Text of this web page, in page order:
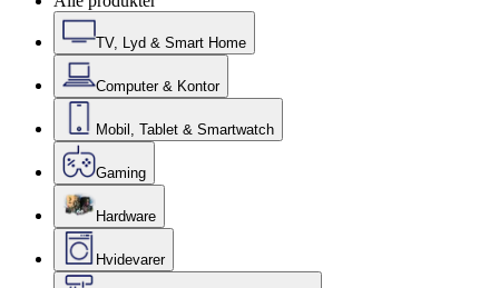
TV, Lyd & Smart Home
Computer & Kontor
Mobil, Tablet & Smartwatch
Gaming
Hardware
Hvidevarer